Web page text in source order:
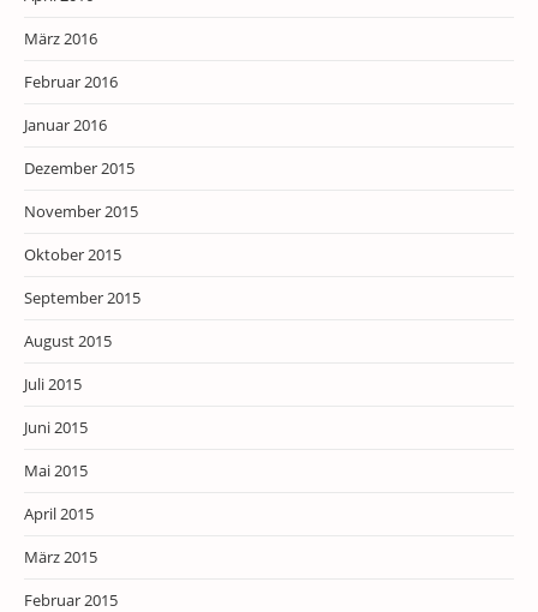
März 2016
Februar 2016
Januar 2016
Dezember 2015
November 2015
Oktober 2015
September 2015
August 2015
Juli 2015
Juni 2015
Mai 2015
April 2015
März 2015
Februar 2015